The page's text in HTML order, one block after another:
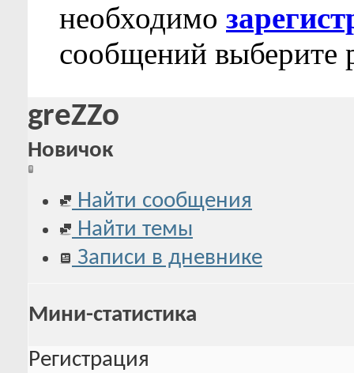
необходимо
сообщений выберите
greZZo
Новичок
Найти сообщения
Найти темы
Записи в дневнике
Мини-статистика
Регистрация